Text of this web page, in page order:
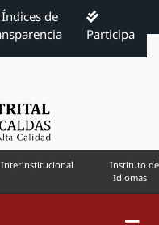
Índices de
Participa
Interinstitucional
Instituto de
Idiomas